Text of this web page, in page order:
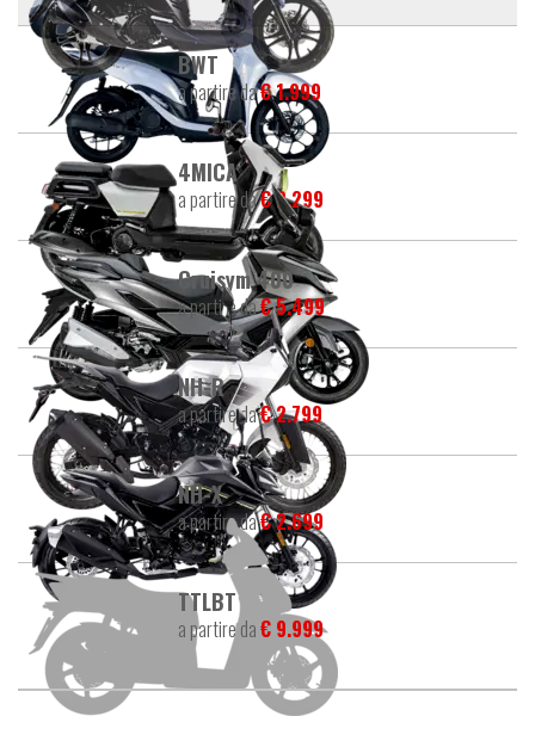
BWT
a partire da€ 1.999
4MICA
a partire da€ 2.299
Cruisym 400
a partire da€ 5.499
NH-R
a partire da€ 2.799
NH-X
a partire da€ 2.699
TTLBT
a partire da€ 9.999